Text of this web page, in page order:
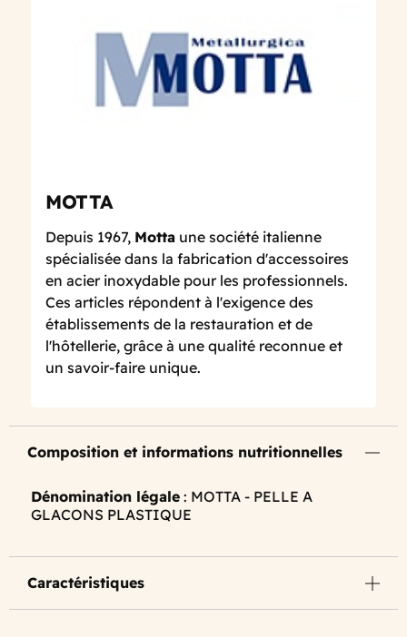
MOTTA
Depuis 1967, Motta une société italienne
spécialisée dans la fabrication d'accessoires
en acier inoxydable pour les professionnels.
Ces articles répondent à l'exigence des
établissements de la restauration et de
l'hôtellerie, grâce à une qualité reconnue et
un savoir-faire unique.
Composition et informations nutritionnelles
Dénomination légale : MOTTA - PELLE A
GLACONS PLASTIQUE
Caractéristiques